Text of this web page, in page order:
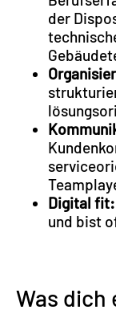
der
Digital fit:
und bist
Was